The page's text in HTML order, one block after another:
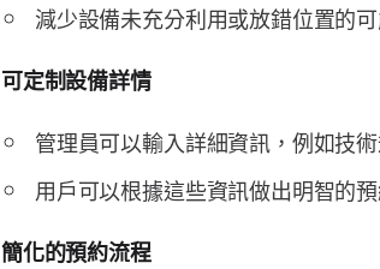
減少設備未充分利用或放錯位置的可
可定制設備詳情
管理員可以輸入詳細資訊，例如技
用戶可以根據這些資訊做出明智的預
簡化的預約流程